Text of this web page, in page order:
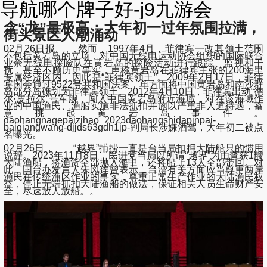
导航哪个牌子好-j9九游会
含“龙”量极高：大年初一过年氛围拉满，
街头景区人潮涌动
02月26日报, 然而，1997年4月，菲律宾一改其领土范围
不包括黄岩岛的立场，对中国无线电运动协会组织的国际联合
业余无线电探险队在黄岩岛的探险活动进行跟踪、监视和干
扰，甚至不顾历史事实，声称黄岩岛在菲律宾主张的200海里
专属经济区内，因此是“菲律宾领土”。2009年2月17日，菲律
宾国会通过9522号共和国法案，单方面将中国黄岩岛和南沙群
岛部分岛礁划为菲律宾领土。2012年4月10日，菲律宾出动“德
尔·皮拉尔”号军舰，闯入中国黄岩岛附近海域，对在该海域作
业的中国渔民、渔船实施非法抓扣并施以严重非人道待遇，蓄
意挑起黄岩岛事件。
daohangnagepaizihao_2023daohangshidapinpai-
baiqiangwang-djjds63gdh1jp-副局长涉嫌酒驾，大年初二被点
名曝光。
02月26日， “越界”捕捞一直是台当局扣押大陆船只的惯用
说辞。2023年11月8日，民进党当局以所谓“越界”为由查获1艘
大陆渔船，将渔货全部抛入海中，还将船上13人全部带回。对
此，国台办发言人朱凤莲曾表示，台湾有关方面应当尊重两岸
渔民在传统渔区作业的事实，尊重正常生产作业的大陆渔民权
益，停止无端抓扣大陆渔船的做法，保证相关人员生命财产安
全，尽速放人放船。。